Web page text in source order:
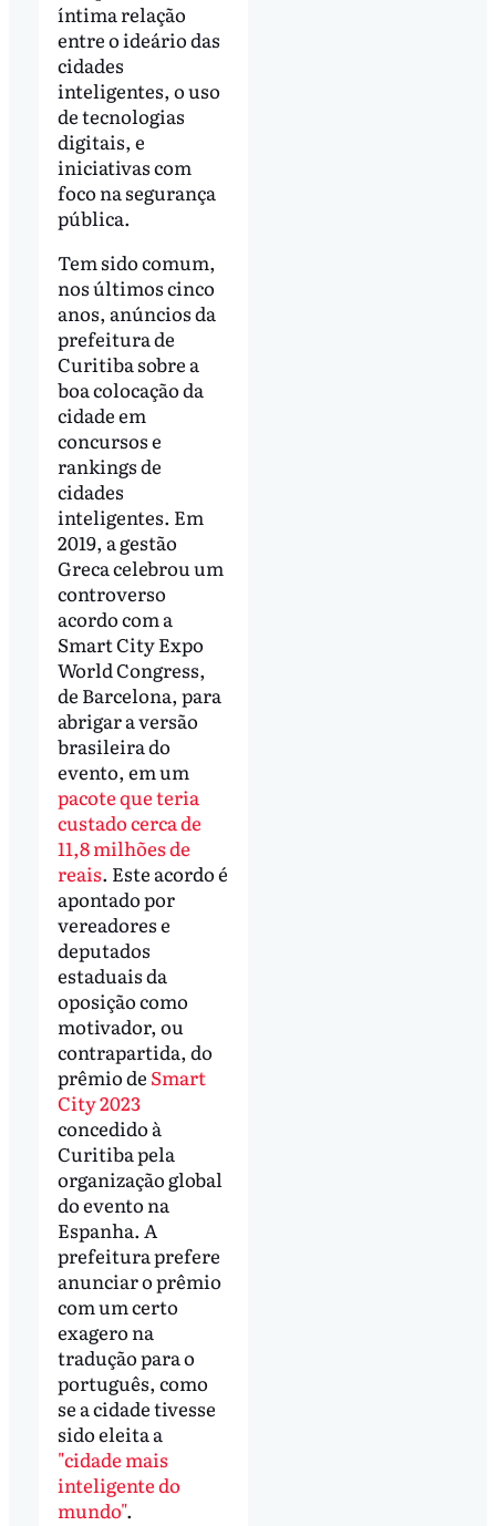
íntima relação
entre o ideário das
cidades
inteligentes, o uso
de tecnologias
digitais, e
iniciativas com
foco na segurança
pública.
Tem sido comum,
nos últimos cinco
anos, anúncios da
prefeitura de
Curitiba sobre a
boa colocação da
cidade em
concursos e
rankings de
cidades
inteligentes. Em
2019, a gestão
Greca celebrou um
controverso
acordo com a
Smart City Expo
World Congress,
de Barcelona, para
abrigar a versão
brasileira do
evento, em um
pacote que teria
custado cerca de
11,8 milhões de
reais. Este acordo é
apontado por
vereadores e
deputados
estaduais da
oposição como
motivador, ou
contrapartida, do
prêmio de Smart
City 2023
concedido à
Curitiba pela
organização global
do evento na
Espanha. A
prefeitura prefere
anunciar o prêmio
com um certo
exagero na
tradução para o
português, como
se a cidade tivesse
sido eleita a
"cidade mais
inteligente do
mundo".